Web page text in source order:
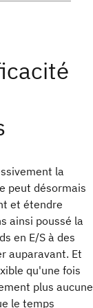
la
peut désormais
et étendre
ainsi poussé la
en E/S à des
auparavant. Et
qu'une fois
plus aucune
le temps